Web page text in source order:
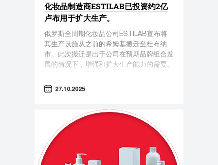
化妆品制造商ESTILAB已投资约2亿
卢布用于扩大生产。
俄罗斯全周期化妆品公司ESTILAB宣布将
其生产设施从之前的希姆基搬迁至杜布纳
市。此次搬迁是出于公司在预期品牌组合发
展的情况下，增强和扩大生产能力的需要。
27.10.2025